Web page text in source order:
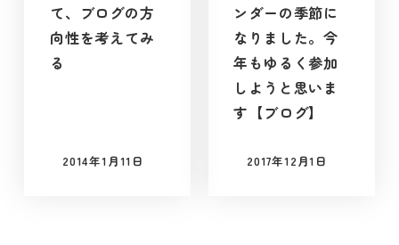
て、ブログの方
向性を考えてみ
る
投稿日
2014年1月11日
ンダーの季節に
なりました。今
年もゆるく参加
しようと思いま
す【ブログ】
投稿日
2017年12月1日